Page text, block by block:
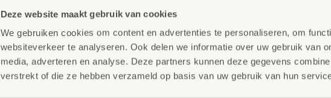
Deze website maakt gebruik van cookies
We gebruiken cookies om content en advertenties te personaliseren, om
websiteverkeer te analyseren. Ook delen we informatie over uw gebruik van
media, adverteren en analyse. Deze partners kunnen deze gegevens
verstrekt of die ze hebben verzameld op basis van uw gebruik van hun